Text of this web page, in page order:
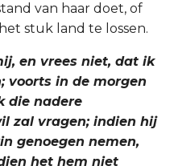
van haar doet, of
stuk land te lossen.
en vrees niet, dat ik
voorts in de morgen
die nadere
zal vragen; indien hij
genoegen nemen,
het hem niet